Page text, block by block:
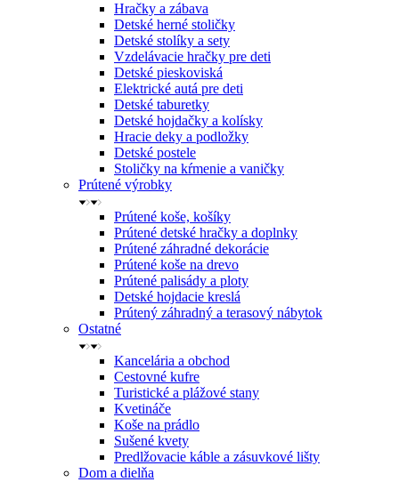
Hračky a zábava
Detské herné stoličky
Detské stolíky a sety
Vzdelávacie hračky pre deti
Detské pieskoviská
Elektrické autá pre deti
Detské taburetky
Detské hojdačky a kolísky
Hracie deky a podložky
Detské postele
Stoličky na kŕmenie a vaničky
Prútené výrobky
Prútené koše, košíky
Prútené detské hračky a doplnky
Prútené záhradné dekorácie
Prútené koše na drevo
Prútené palisády a ploty
Detské hojdacie kreslá
Prútený záhradný a terasový nábytok
Ostatné
Kancelária a obchod
Cestovné kufre
Turistické a plážové stany
Kvetináče
Koše na prádlo
Sušené kvety
Predlžovacie káble a zásuvkové lišty
Dom a dielňa